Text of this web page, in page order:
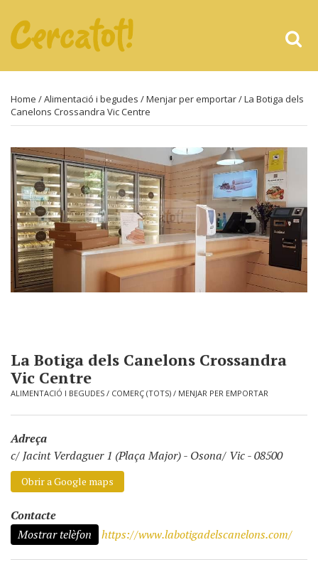
Home /Alimentació i begudes /Menjar per emportar/ La Botiga dels
Canelons Crossandra Vic Centre
La Botiga dels Canelons Crossandra
Vic Centre
ALIMENTACIÓ I BEGUDES / COMERÇ (TOTS) / MENJAR PER EMPORTAR
Adreça
c/ Jacint Verdaguer 1 (Plaça Major)- Osona/ Vic - 08500
Obrir a Google maps
Contacte
Mostrar telèfon
https://www.labotigadelscanelons.com/